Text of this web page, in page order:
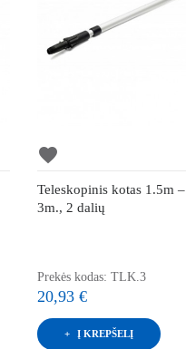
favorite
Teleskopinis kotas 1.5m –
3m., 2 dalių
Prekės kodas: TLK.3
20,93 €
Į KREPŠELĮ